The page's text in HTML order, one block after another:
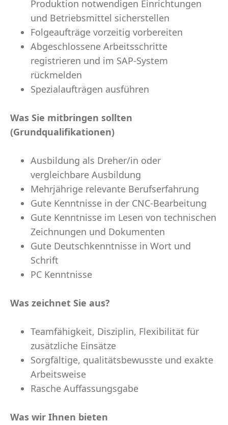
Produktion notwendigen Einrichtungen
und Betriebsmittel sicherstellen
Folgeaufträge vorzeitig vorbereiten
Abgeschlossene Arbeitsschritte
registrieren und im SAP-System
rückmelden
Spezialaufträgen ausführen
Was Sie mitbringen sollten
(Grundqualifikationen)
Ausbildung als Dreher/in oder
vergleichbare Ausbildung
Mehrjährige relevante Berufserfahrung
Gute Kenntnisse in der CNC-Bearbeitung
Gute Kenntnisse im Lesen von technischen
Zeichnungen und Dokumenten
Gute Deutschkenntnisse in Wort und
Schrift
PC Kenntnisse
Was zeichnet Sie aus?
Teamfähigkeit, Disziplin, Flexibilität für
zusätzliche Einsätze
Sorgfältige, qualitätsbewusste und exakte
Arbeitsweise
Rasche Auffassungsgabe
Was wir Ihnen bieten